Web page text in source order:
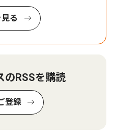
る
のRSSを購読
登録